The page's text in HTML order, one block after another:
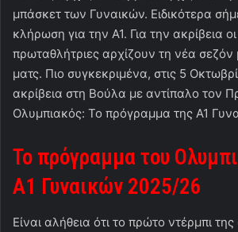
μπάσκετ των Γυναικών. Ειδικότερα
κλήρωση για την Α1. Για την ακρίβεια
πρωταθλήτριες αρχίζουν τη νέα σεζόν
ματς. Πιο συγκεκριμένα, στις 5
ακρίβεια στη Βούλα με αντίπαλο τον
Ολυμπιακός: Το πρόγραμμα της Α1
Το πρόγραμμα του
Α1 Γυναικών 2025/26
Είναι αλήθεια ότι το πρώτο ντέρμπι της